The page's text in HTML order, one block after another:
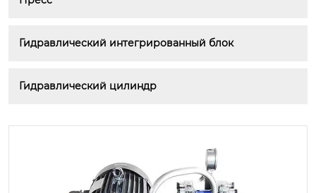
Гидравлический интегрированный блок
Гидравлический цилиндр